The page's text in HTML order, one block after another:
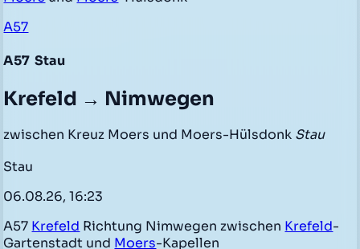
A57
A57 Stau
Krefeld → Nimwegen
zwischen Kreuz Moers und Moers-Hülsdonk Stau
Stau
06.08.26, 16:23
A57 Krefeld Richtung Nimwegen zwischen Krefeld-
Gartenstadt und Moers-Kapellen